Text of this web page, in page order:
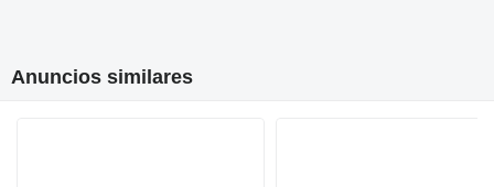
Anuncios similares